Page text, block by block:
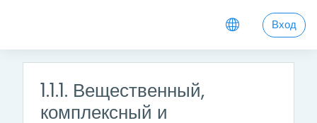
Вход
1.1.1. Вещественный,
комплексный и